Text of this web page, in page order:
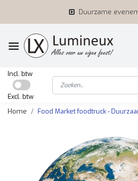
Duurzame
Incl. btw
Excl. btw
Home
Food Market foodtruck -